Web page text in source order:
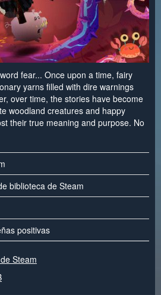
fear... Once upon a time, fairy
yarns filled with dire warnings
over time, the stories have become
woodland creatures and happy
their true meaning and purpose. No
biblioteca de Steam
positivas
Steam